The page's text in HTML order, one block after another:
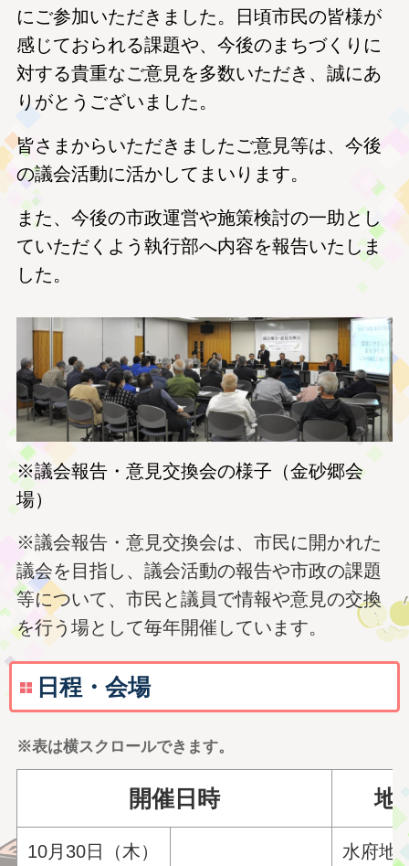
にご参加いただきました。日頃市民の皆様が
感じておられる課題や、今後のまちづくりに
対する貴重なご意見を多数いただき、誠にあ
りがとうございました。
皆さまからいただきましたご意見等は、今後
の議会活動に活かしてまいります。
また、今後の市政運営や施策検討の一助とし
ていただくよう執行部へ内容を報告いたしま
した。
※議会報告・意見交換会の様子（金砂郷会
場）
※議会報告・意見交換会は、市民に開かれた
議会を目指し、議会活動の報告や市政の課題
等について、市民と議員で情報や意見の交換
を行う場として毎年開催しています。
日程・会場
※表は横スクロールできます。
開催日時 地
10月30日（木） 水府地